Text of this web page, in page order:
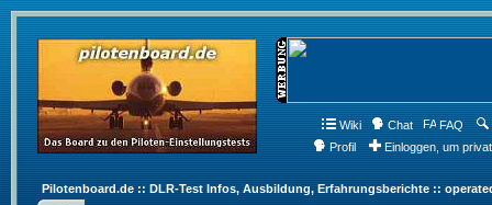
Wiki Chat FAQ
Profil
Einloggen, um
Pilotenboard.de :: DLR-Test Infos, Ausbildung, Erfahrungsberichte ::